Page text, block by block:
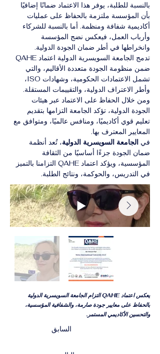
بالنسبة للطلبة، يوفر هذا الاعتماد ضمانًا إضافيًا
بأن المؤسسة ملتزمة بالحفاظ على عمليات
أكاديمية شفافة ومنظمة. أما بالنسبة للشركاء
وأرباب العمل، فيعكس نضج المؤسسة
وانخراطها في أطر ضمان الجودة الدولية.
ضمن منظومة الجودة متعددة الأقاليم، والتي
تشمل الاعتمادات الحكومية، وشهادات ISO،
وأطر الاعتراف الدولية، والتقييمات المستقلة.
ومن خلال الحفاظ على الاعتماد عبر هيئات
الجودة الدولية، تؤكد الجامعة التزامها بتقديم
تعليم قوي أكاديميًا، ومنافس عالميًا، ومتوافق مع
المعايير المعترف بها.
في الجامعة السويسرية الدولية، تُعد أنظمة
ضمان الجودة جزءًا أساسيًا من الثقافة
المؤسسية، ويؤكد اعتماد QAHE التزامنا بالتميز
في التدريس، والحوكمة، ونتائج الطلبة.
يعكس اعتماد QAHE التزام الجامعة السويسرية الدولية
بالحفاظ على معايير جودة صارمة، والشفافية المؤسسية،
والتحسين الأكاديمي المستمر.
السابق